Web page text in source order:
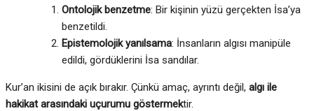
Ontolojik benzetme: Bir kişinin yüzü gerçekten İsa’ya
benzetildi.
Epistemolojik yanılsama: İnsanların algısı manipüle
edildi, gördüklerini İsa sandılar.
Kur’an ikisini de açık bırakır. Çünkü amaç, ayrıntı değil, algı ile
hakikat arasındaki uçurumu göstermektir.